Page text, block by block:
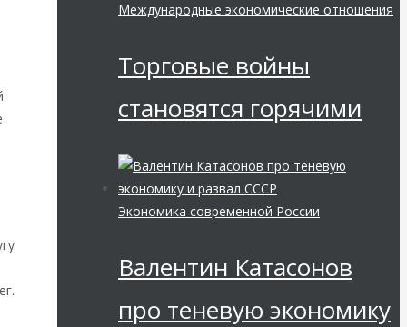
Международные экономические отношения
Торговые войны
становятся горячими
Экономика современной России
Валентин Катасонов
про теневую экономику